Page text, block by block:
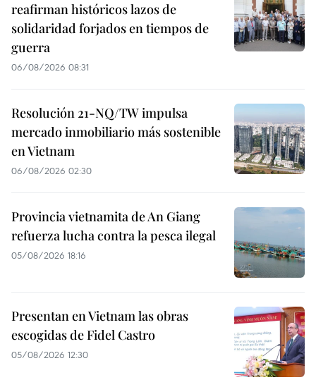
reafirman históricos lazos de
solidaridad forjados en tiempos de
guerra
06/08/2026 08:31
Resolución 21-NQ/TW impulsa
mercado inmobiliario más sostenible
en Vietnam
06/08/2026 02:30
Provincia vietnamita de An Giang
refuerza lucha contra la pesca ilegal
05/08/2026 18:16
Presentan en Vietnam las obras
escogidas de Fidel Castro
05/08/2026 12:30